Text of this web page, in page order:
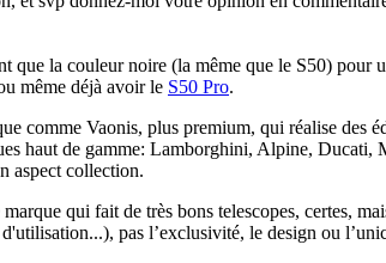
que la couleur noire (la même que le S50) pour
même déjà avoir le S50 Pro.
comme Vaonis, plus premium, qui réalise des
haut de gamme: Lamborghini, Alpine,
aspect collection.
qui fait de très bons telescopes, certes,
pas l’exclusivité, le design ou